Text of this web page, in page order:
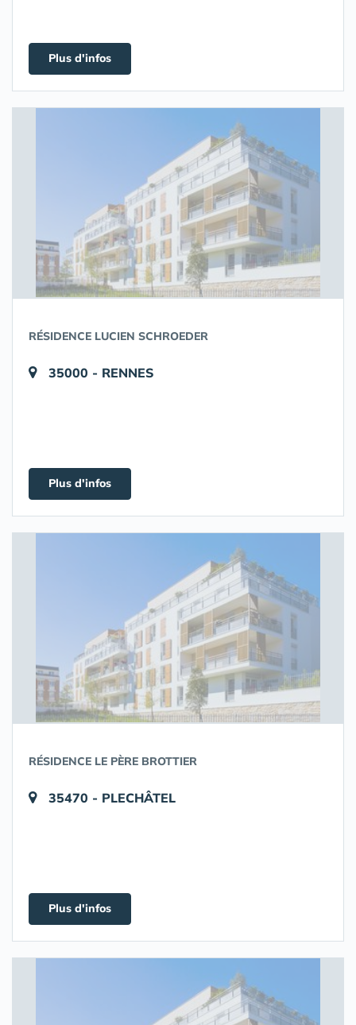
Plus d'infos
RÉSIDENCE LUCIEN SCHROEDER
35000 - RENNES
Plus d'infos
RÉSIDENCE LE PÈRE BROTTIER
35470 - PLECHÂTEL
Plus d'infos